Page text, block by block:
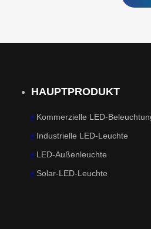
HAUPTPRODUKT
•Kommerzielle LED-
•Industrielle LED-Leuchte
•LED-Außenleuchte
•Solar-LED-Leuchte